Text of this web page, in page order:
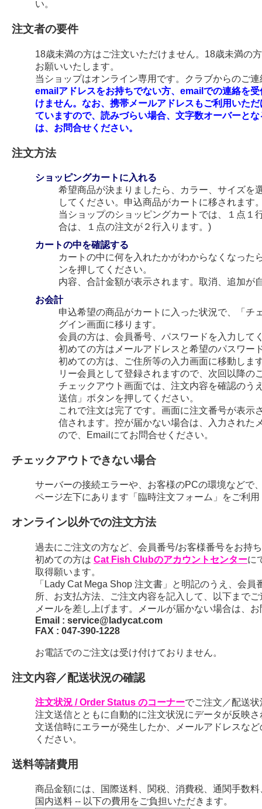
い。
注文者の要件
18歳未満の方はご注文いただけません。18歳未満の
お願いいたします。
当ショップはオンライン専用です。クラブからのご
emailアドレスをお持ちでない方、emailでの連絡を
けません。なお、携帯メールアドレスもご利用いた
ていますので、読みづらい場合、文字数オーバーと
は、お問合せください。
注文方法
ショッピングカートに入れる
希望商品が決まりましたら、カラー、サイズを
してください。申込商品がカートに移されます
当ショップのショッピングカートでは、１点１
合は、１点の注文が２行入ります。)
カートの中を確認する
カートの中に何を入れたかがわからなくなった
ンを押してください。
内容、合計金額が表示されます。取消、追加が
お会計
申込希望の商品がカートに入った状況で、「チ
グイン画面に移ります。
会員の方は、会員番号、パスワードを入力して
初めての方はメールアドレスと希望のパスワー
初めての方は、ご住所等の入力画面に移動しま
リー会員として登録されますので、次回以降の
チェックアウト画面では、注文内容を確認のう
送信」ボタンを押してください。
これで注文は完了です。画面に注文番号が表
信されます。控が届かない場合は、入力された
ので、Emailにてお問合せください。
チェックアウトできない場合
サーバーの接続エラーや、お客様のPCの環境などで
ページ左下にあります「臨時注文フォーム」をご利
オンライン以外での注文方法
過去にご注文の方など、会員番号/お客様番号をお持
初めての方は Cat Fish Clubのアカウントセンターに
取得願います。
「Lady Cat Mega Shop 注文書」と明記のうえ、会
所、お支払方法、ご注文内容を記入して、以下まで
メールを差し上げます。メールが届かない場合は、
Email : service@ladycat.com
FAX : 047-390-1228
お電話でのご注文は受け付けておりません。
注文内容／配送状況の確認
注文状況 / Order Status のコーナーでご注文／配送
注文送信とともに自動的に注文状況にデータが反映
文送信時にエラーが発生したか、メールアドレスな
ください。
送料等諸費用
商品金額には、国際送料、関税、消費税、通関手数
国内送料 -- 以下の費用をご負担いただきます。